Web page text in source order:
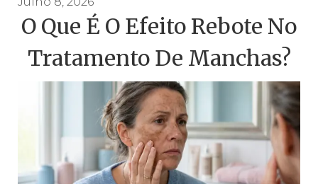
O Que É O Efeito Rebote No
Tratamento De Manchas?